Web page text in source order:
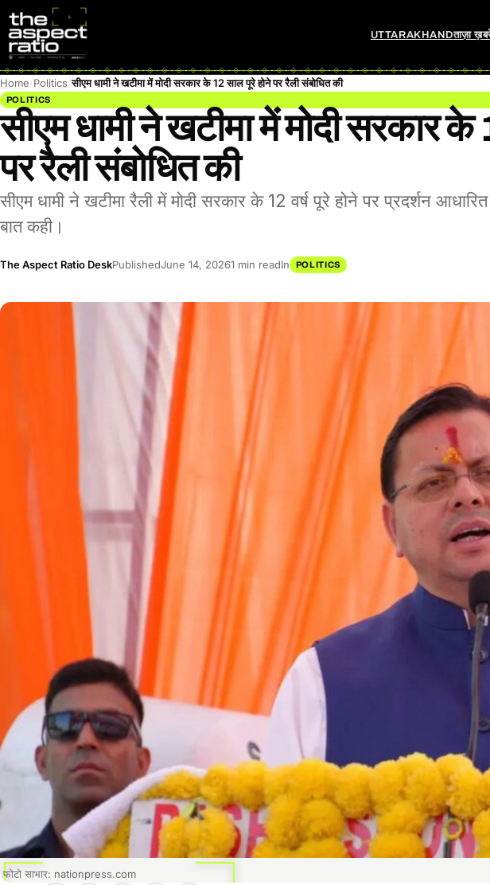
UTTARAKHANDताज़ा
Home Politics सीएम धामी ने खटीमा में मोदी सरकार के 12 साल पूरे होने पर रैली संबोधित की
POLITICS
सीएम धामी ने खटीमा में मोदी सरकार
पर रैली संबोधित की
सीएम धामी ने खटीमा रैली में मोदी सरकार के 12 वर्ष पूरे होने पर प्रदर्शन
बात कही।
The Aspect Ratio DeskPublishedJune 14, 20261 min readIn POLITICS
फोटो साभार: nationpress.com